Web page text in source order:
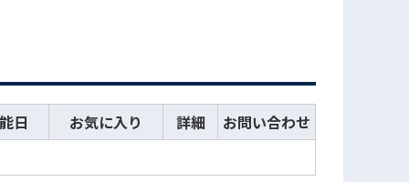
日 お気に入り 詳細
お問い合わせ